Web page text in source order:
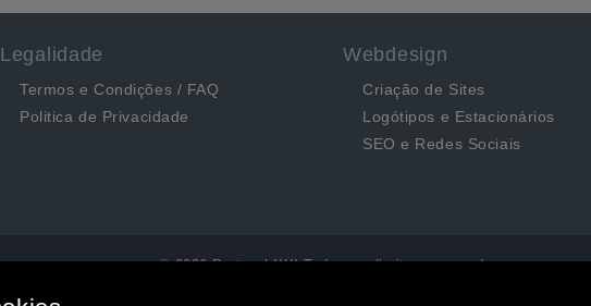
Legalidade
Termos e Condições / FAQ
Politica de Privacidade
Webdesign
Criação de Sites
Logótipos e Estacionários
SEO e Redes Sociais
© 2026 Portugal XXI Todos os direitos reservados.